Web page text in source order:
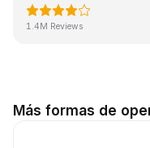
1.4M Reviews
Más formas de